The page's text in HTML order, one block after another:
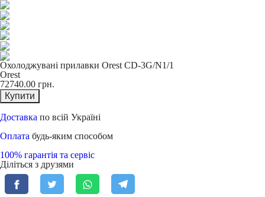
Охолоджувані прилавки Orest CD-3G/N1/1
Orest
72740.00 грн.
Купити
Доставка по всій Україні
Оплата будь-яким способом
100% гарантія та сервіс
Діліться з друзями